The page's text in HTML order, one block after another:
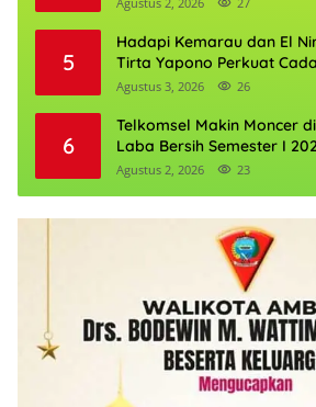
5
Hadapi Kemarau dan El
Tirta Yapono Perkuat
Agustus 3, 2026 26
6
Telkomsel Makin Moncer
Laba Bersih Semester I
Triliun
Agustus 2, 2026 23